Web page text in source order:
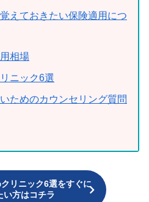
えておきたい保険適用につ
相場
ニック6選
ためのカウンセリング質問
リニック6選をすぐに
い方はコチラ